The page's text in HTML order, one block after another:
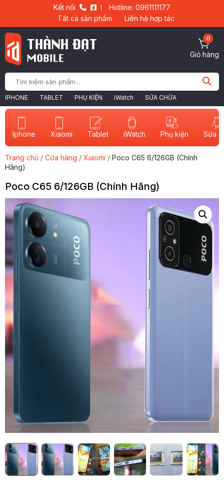
Kết nối
Hotline: 0961111177
Tất cả sản phẩm
Liên hệ hợp tác
IPHONE TABLET PHỤ KIỆN iWatch SỬA CHỮA
0
Giỏ hàng
Iphone Xiaomi Tablet iWatch Phụ kiện Sửa
Trang chủ / Cửa hàng / Xiaomi / Poco C65 6/126GB (Chính
Hãng)
Poco C65 6/126GB (Chính Hãng)